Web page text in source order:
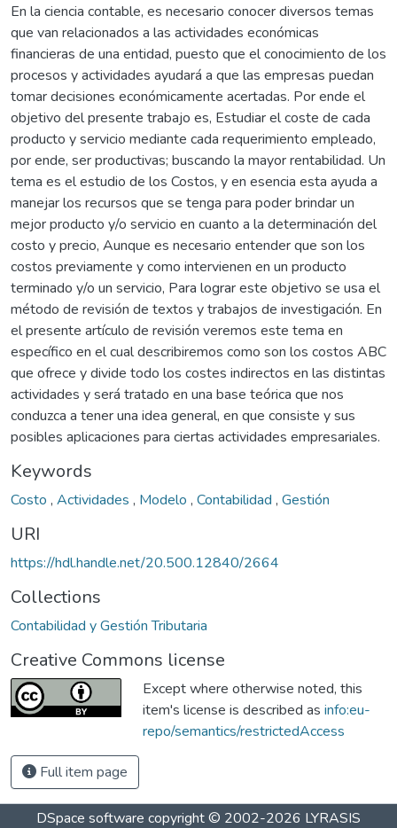
En la ciencia contable, es necesario conocer diversos temas
que van relacionados a las actividades económicas
financieras de una entidad, puesto que el conocimiento de los
procesos y actividades ayudará a que las empresas puedan
tomar decisiones económicamente acertadas. Por ende el
objetivo del presente trabajo es, Estudiar el coste de cada
producto y servicio mediante cada requerimiento empleado,
por ende, ser productivas; buscando la mayor rentabilidad. Un
tema es el estudio de los Costos, y en esencia esta ayuda a
manejar los recursos que se tenga para poder brindar un
mejor producto y/o servicio en cuanto a la determinación del
costo y precio, Aunque es necesario entender que son los
costos previamente y como intervienen en un producto
terminado y/o un servicio, Para lograr este objetivo se usa el
método de revisión de textos y trabajos de investigación. En
el presente artículo de revisión veremos este tema en
específico en el cual describiremos como son los costos ABC
que ofrece y divide todo los costes indirectos en las distintas
actividades y será tratado en una base teórica que nos
conduzca a tener una idea general, en que consiste y sus
posibles aplicaciones para ciertas actividades empresariales.
Keywords
Costo , Actividades , Modelo , Contabilidad , Gestión
URI
https://hdl.handle.net/20.500.12840/2664
Collections
Contabilidad y Gestión Tributaria
Creative Commons license
Except where otherwise noted, this
item's license is described as info:eu-
repo/semantics/restrictedAccess
Full item page
DSpace software copyright © 2002-2026 LYRASIS